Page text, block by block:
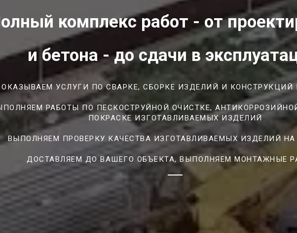
комплекс работ - от
и бетона - до сдачи в
ОКАЗЫВАЕМ УСЛУГИ ПО СВАРКЕ, СБОРКЕ ИЗДЕЛИЙ И КОНСТРУКЦИЙ
РАБОТЫ ПО ПЕСКОСТРУЙНОЙ ОЧИСТКЕ,
ПОКРАСКЕ ИЗГОТАВЛИВАЕМЫХ ИЗДЕЛИЙ
ВЫПОЛНЯЕМ ПРОВЕРКУ КАЧЕСТВА ИЗГОТАВЛИВАЕМЫХ ИЗДЕЛИЙ
ДОСТАВЛЯЕМ ДО ВАШЕГО ОБЪЕКТА, ВЫПОЛНЯЕМ МОНТАЖНЫЕ